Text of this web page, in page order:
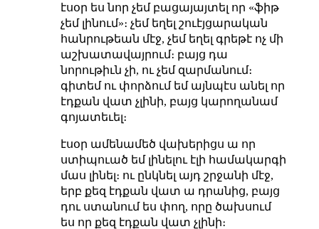
էսօր ես նոր չեմ բացայայտել որ «ֆիթ
չեմ լինում»։ չեմ եղել շուէյցարական
հանրութեան մէջ, չեմ եղել գրեթէ ոչ մի
աշխատավայրում։ բայց դա
նորութիւն չի, ու չեմ զարմանում։
գիտեմ ու փորձում եմ այնպէս անել որ
էդքան վատ չլինի, բայց կարողանամ
գոյատեւել։
էսօր ամենամեծ վախերիցս ա որ
ստիպուած եմ լինելու էլի համակարգի
մաս լինել։ ու ընկնել այդ շրջանի մէջ,
երբ քեզ էդքան վատ ա դրանից, բայց
դու ստանում ես փող, որը ծախսում
ես որ քեզ էդքան վատ չլինի։